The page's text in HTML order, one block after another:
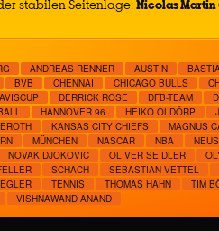
stabilen Seitenlage:Nicolas Martin
ANDREAS RENNER AUSTIN
BVB CHENNAI CHICAGO BULLS
DERRICK ROSE DFB-TEAM
HANNOVER 96 HEIKO OLDÖRP
KANSAS CITY CHIEFS
MAGNUS
MÜNCHEN NASCAR NBA
NOVAK DJOKOVIC OLIVER SEIDLER
SCHACH
SEBASTIAN VETTEL
TENNIS THOMAS HAHN
TIM
VISHNAWAND ANAND